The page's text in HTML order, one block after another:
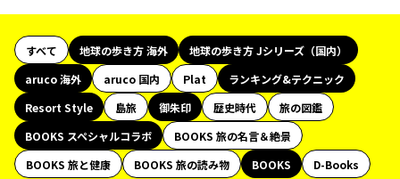
すべて 地球の歩き方 海外
地球の歩き方 Jシリーズ（国内）
aruco 海外
aruco 国内 Plat
ランキング&テクニック
Resort Style
島旅 御朱印 歴史時代
旅の図鑑
BOOKS スペシャルコラボ
BOOKS 旅の名言＆絶景
BOOKS 旅と健康
BOOKS 旅の読み物 BOOKS
D-Books